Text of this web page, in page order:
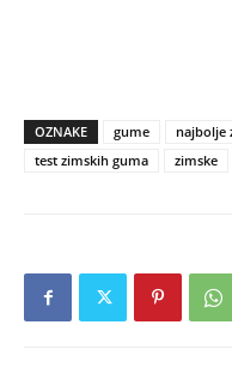
OZNAKE gume najbolje
test zimskih guma
zimske